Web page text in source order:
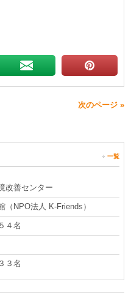
次のページ »
一覧
改善センター
NPO法人 K-Friends）
４名
３名